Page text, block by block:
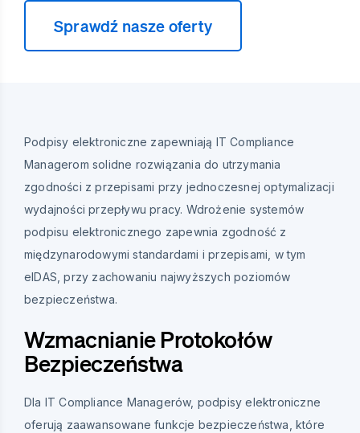
Sprawdź nasze oferty
Podpisy elektroniczne zapewniają IT Compliance
Managerom solidne rozwiązania do utrzymania
zgodności z przepisami przy jednoczesnej optymalizacji
wydajności przepływu pracy. Wdrożenie systemów
podpisu elektronicznego zapewnia zgodność z
międzynarodowymi standardami i przepisami, w tym
eIDAS, przy zachowaniu najwyższych poziomów
bezpieczeństwa.
Wzmacnianie Protokołów
Bezpieczeństwa
Dla IT Compliance Managerów, podpisy elektroniczne
oferują zaawansowane funkcje bezpieczeństwa, które